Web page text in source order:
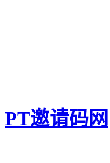
PT邀请码网